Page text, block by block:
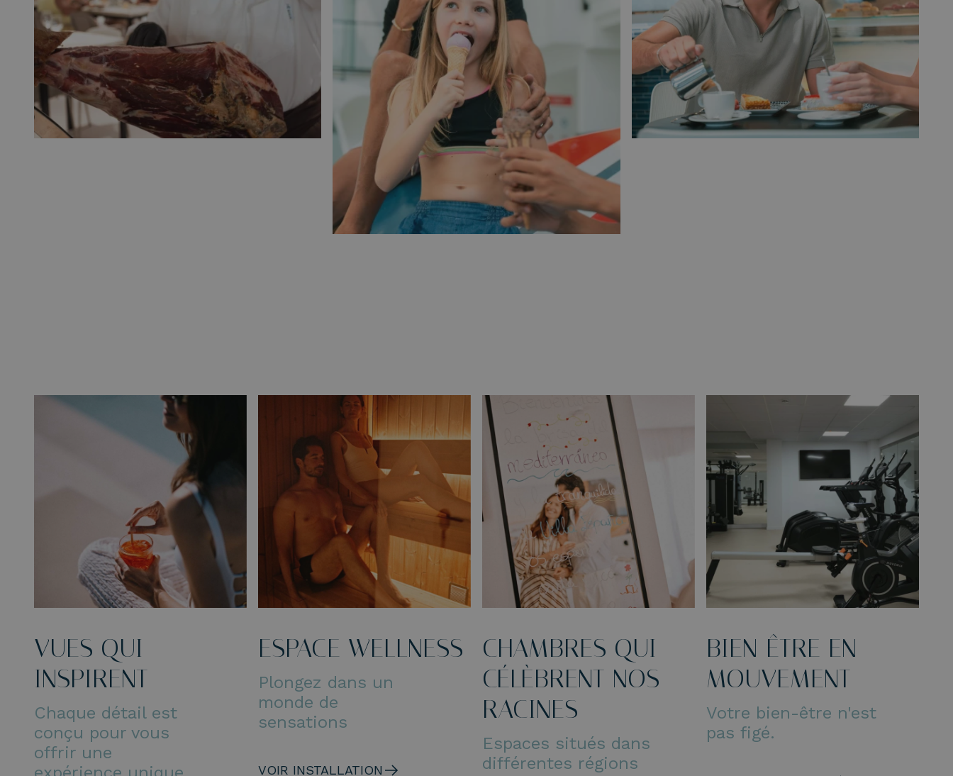
VUES QUI
INSPIRENT
Chaque détail est
conçu pour vous
offrir une
ESPACE WELLNESS
Plongez dans un
monde de
sensations
VOIR INSTALLATION
CHAMBRES QUI
CÉLÈBRENT NOS
RACINES
Espaces situés dans
différentes régions
BIEN-ÊTRE EN
MOUVEMENT
Votre bien-être n'est
pas figé.